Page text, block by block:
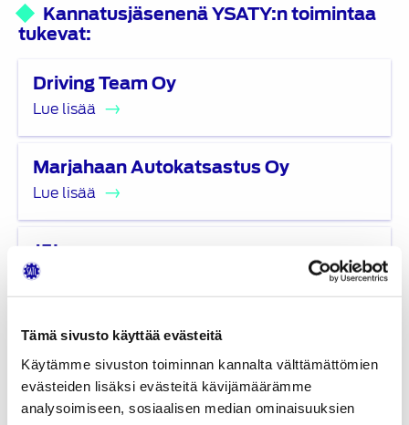
Tämä sivusto käyttää evästeitä
Käytämme sivuston toiminnan kannalta välttämättömien
evästeiden lisäksi evästeitä kävijämäärämme
analysoimiseen, sosiaalisen median ominaisuuksien
Kannatusjäsenenä YSATY:n toimintaa
tukevat:
Driving Team Oy
Lue lisää
lisää
Marjahaan Autokatsastus Oy
Lue lisää
lisää
J5L
Lue lisää
lisää
Ylä-Savon Ammattiopisto
Lue lisää
lisää
Iisalmen Autoala
Lue